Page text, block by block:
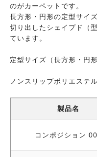
のがカーペットです。
長方形・円形の定型サイ
切り出したシェイプド（
ています。
定型サイズ（長方形・円形
ノンスリップポリエステ
製品名
コンポジション